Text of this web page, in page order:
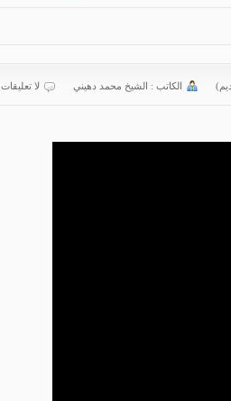
الكاتب : الشیخ محمد دهیني
لا تعليقات